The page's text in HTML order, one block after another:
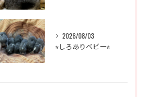
2026/08/03
⭐︎しろありベビー⭐︎